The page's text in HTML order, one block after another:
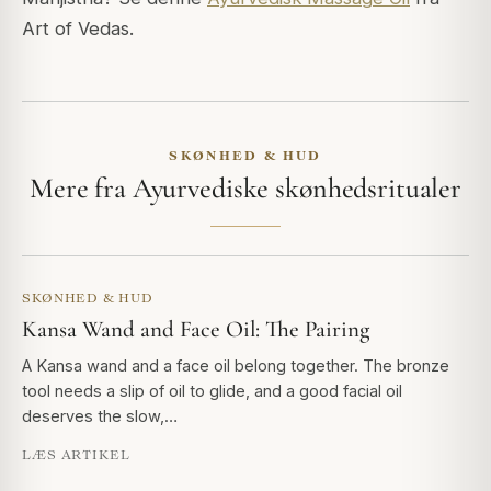
Art of Vedas.
SKØNHED & HUD
Mere fra Ayurvediske skønhedsritualer
SKØNHED & HUD
Kansa Wand and Face Oil: The Pairing
A Kansa wand and a face oil belong together. The bronze
tool needs a slip of oil to glide, and a good facial oil
deserves the slow,…
LÆS ARTIKEL